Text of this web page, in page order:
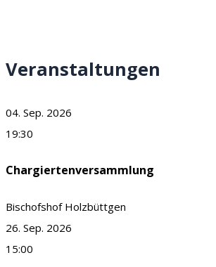
Veranstaltungen
04. Sep. 2026
19:30
Chargiertenversammlung
Bischofshof Holzbüttgen
26. Sep. 2026
15:00